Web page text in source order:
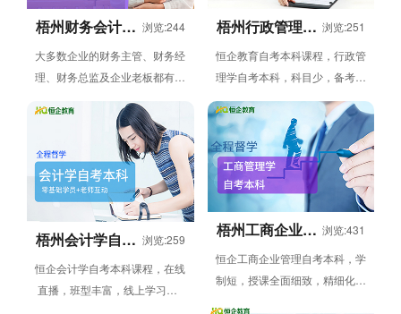
梧州财务会计真 浏览:244
大多数企业的财务主管、财务经
理、财务总监及企业老板都有非
常强的财务数据分析能力。 随
着大数据时代发展，财务人员
记...
梧州行政管理学 浏览:251
恒企教育自考本科课程，行政管
理学自考本科，科目少，备考更
轻松。在自考中，行政是一个比
较好的专业。它是文学的一部
分...
梧州会计学自考 浏览:259
恒企会计学自考本科课程，在线
直播，班型丰富，线上学习，2
梧州工商企业管 浏览:431
恒企工商企业管理自考本科，学
制短，授课全面细致，精细化教